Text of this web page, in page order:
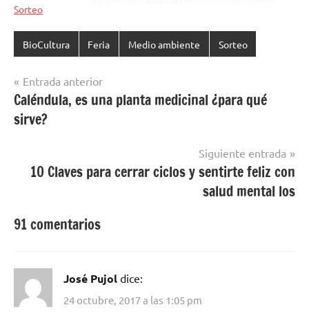
Sorteo
BioCultura Feria Medio ambiente Sorteo
Navegación
de
entradas
Entrada anterior
Caléndula, es una planta medicinal ¿para qué
sirve?
Siguiente entrada
10 Claves para cerrar ciclos y sentirte feliz con
salud mental los
91 comentarios
José Pujol dice:
24 octubre, 2017 a las 1:05 pm